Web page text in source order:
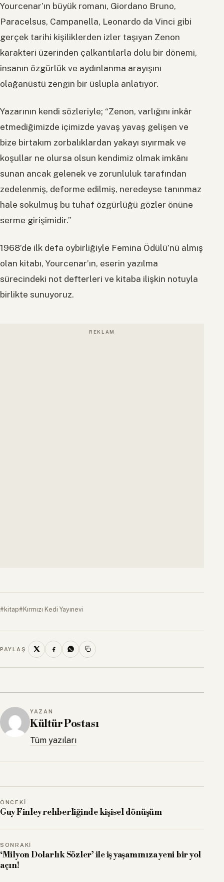
Yourcenar’ın büyük romanı, Giordano Bruno,
Paracelsus, Campanella, Leonardo da Vinci gibi
gerçek tarihi kişiliklerden izler taşıyan Zenon
karakteri üzerinden çalkantılarla dolu bir dönemi,
insanın özgürlük ve aydınlanma arayışını
olağanüstü zengin bir üslupla anlatıyor.
Yazarının kendi sözleriyle; “Zenon, varlığını inkâr
etmediğimizde içimizde yavaş yavaş gelişen ve
bize birtakım zorbalıklardan yakayı sıyırmak ve
koşullar ne olursa olsun kendimiz olmak imkânı
sunan ancak gelenek ve zorunluluk tarafından
zedelenmiş, deforme edilmiş, neredeyse tanınmaz
hale sokulmuş bu tuhaf özgürlüğü gözler önüne
serme girişimidir.”
1968’de ilk defa oybirliğiyle Femina Ödülü’nü almış
olan kitabı, Yourcenar’ın, eserin yazılma
sürecindeki not defterleri ve kitaba ilişkin notuyla
birlikte sunuyoruz.
#kitap#Kırmızı Kedi Yayınevi
PAYLAŞ
YAZAN
Kültür Postası
Tüm yazıları
ÖNCEKI
Guy Finley rehberliğinde kişisel dönüşüm
SONRAKI
‘Milyon Dolarlık Sözler’ ile iş yaşamınıza yeni bir yol
açın!